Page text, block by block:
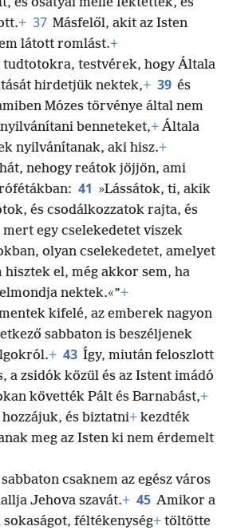
+ 37 Másfelől, akit az Isten
látott romlást.+
tudtotokra, testvérek, hogy Általa
hirdetjük nektek,+ 39 és
Mózes törvénye által nem
benneteket,+ Általa
nyilvánítanak, aki hisz.+
nehogy reátok jöjjön, ami
41 »Lássátok, ti, akik
és csodálkozzatok rajta, és
egy cselekedetet viszek
olyan cselekedetet, amelyet
hisztek el, még akkor sem, ha
nektek.«”+
kifelé, az emberek nagyon
sabbaton is beszéljenek
+ 43 Így, miután feloszlott
a zsidók közül és az Istent imádó
követték Pált és Barnabást,+
és biztatni+ kezdték
meg az Isten ki nem érdemelt
csaknem az egész város
Jehova szavát.+ 45 Amikor a
féltékenység+ töltötte